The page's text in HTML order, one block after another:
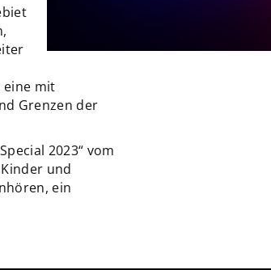
eine mit
Grenzen der
2023“ vom
und
ein